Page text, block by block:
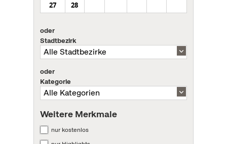
27
28
oder
Stadtbezirk
oder
Kategorie
Weitere Merkmale
nur kostenlos